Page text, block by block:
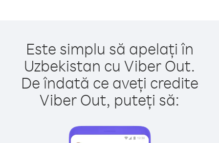
Este simplu să apelați în
Uzbekistan cu Viber Out.
De îndată ce aveți credite
Viber Out, puteți să: